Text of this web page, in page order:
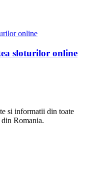
sloturilor online
si informatii din toate
Romania.